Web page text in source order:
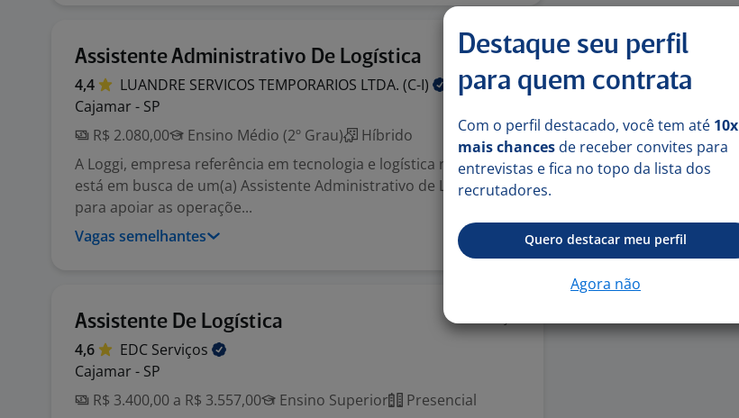
Assistente Administrativo De Logística 21 mai
4,4 LUANDRE SERVICOS TEMPORARIOS LTDA. (C-I)
Cajamar - SP
R$ 2.080,00
Ensino Médio (2º Grau)
Híbrido
A Loggi, empresa referência em tecnologia e logística no Brasil,
está em busca de um(a) Assistente Administrativo de Logística
para apoiar as operaçõe...
Vagas semelhantes
Assistente De Logística
4,6 EDC Serviços
Cajamar - SP
R$ 3.400,00 a R$ 3.557,00
Ensino Superior
Presencial
Destaque seu perfil
para quem contrata
Com o perfil destacado, você tem até 10x
mais chances de receber convites para
entrevistas e fica no topo da lista dos
recrutadores.
Quero destacar meu perfil
Agora não